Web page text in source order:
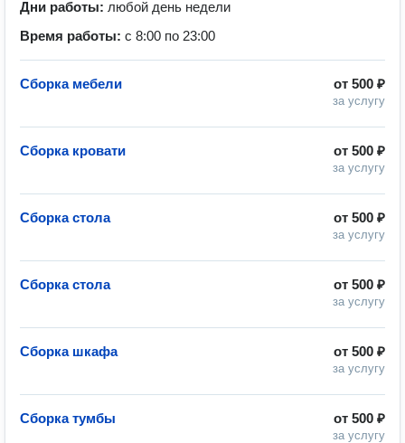
Дни работы: любой день недели
Время работы: с 8:00 по 23:00
от 500 ₽
за услугу
Сборка мебели
от 500 ₽
за услугу
Сборка кровати
от 500 ₽
за услугу
Сборка стола
от 500 ₽
за услугу
Сборка стола
от 500 ₽
за услугу
Сборка шкафа
от 500 ₽
за услугу
Сборка тумбы